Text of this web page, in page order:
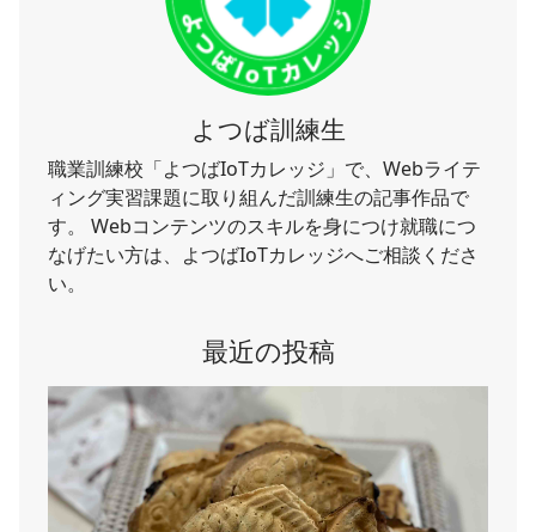
よつば訓練生
職業訓練校「よつばIoTカレッジ」で、Webライテ
ィング実習課題に取り組んだ訓練生の記事作品で
す。 Webコンテンツのスキルを身につけ就職につ
なげたい方は、よつばIoTカレッジへご相談くださ
い。
最近の投稿